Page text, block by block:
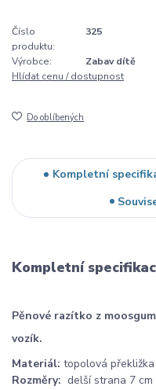
Číslo
produktu:
325
Výrobce:
Zabav dítě
Hlídat cenu / dostupnost
Do oblíbených
Kompletní
Kompletní
Pěnové razítko z
vozík.
Materiál: topolová
Rozměry: delší strana 7 cm